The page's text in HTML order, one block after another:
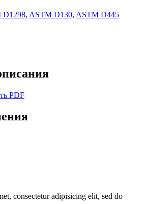
D1298, ASTM D130, ASTM D445
PDF
consectetur adipisicing elit, sed do